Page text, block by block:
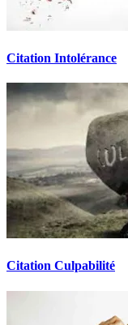
Citation Intolérance
Citation Culpabilité